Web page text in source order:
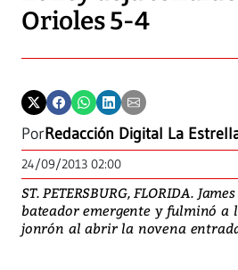
Orioles 5-4
PorRedacción Digital La
24/09/2013 02:00
ST. PETERSBURG, FLORIDA.
bateador emergente y fulminó a
jonrón al abrir la novena